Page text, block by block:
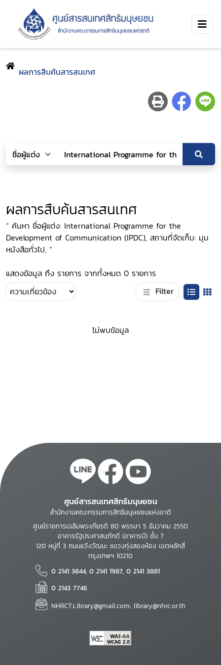
ผลการสืบค้นสารสนเทศ
ผลการสืบค้นสารสนเทศ
“ ค้นหา ชื่อผู้แต่ง: International Programme for the
Development of Communication (IPDC), สถานที่จัดเก็บ: มุม
หนังสือทั่วไป, ”
แสดงข้อมูล ถึง รายการ จากทั้งหมด 0 รายการ
Filter
ไม่พบข้อมูล
ศูนย์สารสนเทศสิทธิมนุษยชน
สำนักงานคณะกรรมการสิทธิมนุษยชนแห่งชาติ
ศูนย์ราชการเฉลิมพระเกียรติ 80 พรรษา 5 ธันวาคม 2550
อาคารรัฐประศาสนภักดี (อาคารบี) ชั้น 7
120 หมู่ที่ 3 ถนนแจ้งวัฒนะ แขวงทุ่งสองห้อง เขตหลักสี่
กรุงเทพฯ 10210
0 2141 3844, 0 2141 1987, 0 2141 3881
0 2143 7746
NHRCT.Library@gmail.com; library@nhrc.or.th